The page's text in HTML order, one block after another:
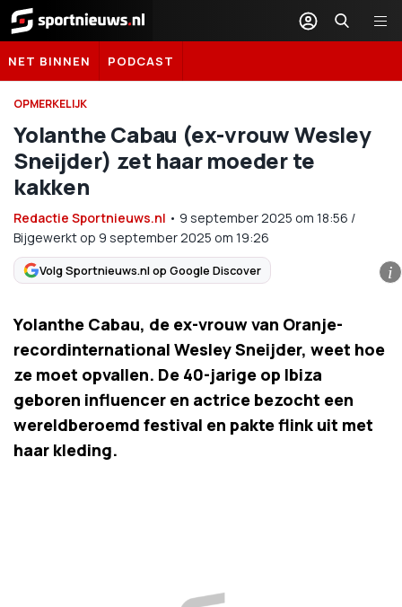
Sportnieuws.nl
NET BINNEN PODCAST
OPMERKELIJK
Yolanthe Cabau (ex-vrouw Wesley
Sneijder) zet haar moeder te
kakken
Redactie Sportnieuws.nl • 9 september 2025 om 18:56 /
Bijgewerkt op 9 september 2025 om 19:26
Volg Sportnieuws.nl op Google Discover i
Yolanthe Cabau, de ex-vrouw van Oranje-
recordinternational Wesley Sneijder, weet hoe
ze moet opvallen. De 40-jarige op Ibiza
geboren influencer en actrice bezocht een
wereldberoemd festival en pakte flink uit met
haar kleding.